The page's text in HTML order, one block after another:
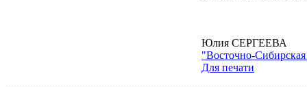
Юлия СЕРГЕЕВА
"Восточно-
Для печати